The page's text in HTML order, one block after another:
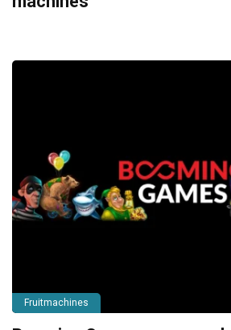
Fruitmachines